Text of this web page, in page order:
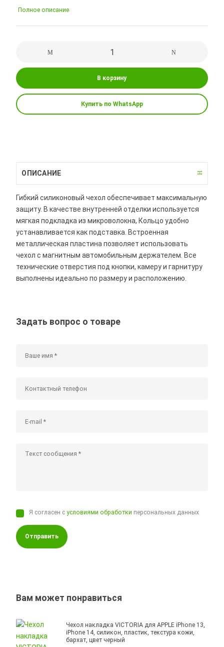
Полное описание
В корзину
Купить по WhatsApp
ОПИСАНИЕ
Гибкий силиконовый чехол обеспечивает максимальную
защиту. В качестве внутренней отделки используется
мягкая подкладка из микроволокна, Кольцо удобно
устанавливается как подставка. Встроенная
металлическая пластина позволяет использовать
чехол с магнитным автомобильным держателем. Все
технические отверстия под кнопки, камеру и гарнитуру
выполнены идеально по размеру и расположению.
Задать вопрос о товаре
Я согласен сусловиями обработки персональных данных
Отправить
Вам может понравиться
Чехол накладка VICTORIA для APPLE iPhone 13,
iPhone 14, силикон, пластик, текстура кожи,
бархат, цвет черный